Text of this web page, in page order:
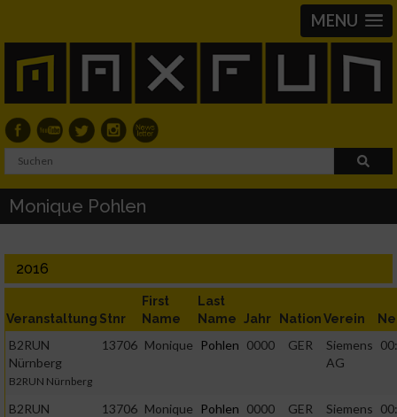
MENU
Monique Pohlen
2016
Veranstaltung Stnr
First
Name
Last
Name Jahr NationVerein
B2RUN
Nürnberg
B2RUN Nürnberg
13706 Monique Pohlen 0000 GER
Siemens
AG
B2RUN
13706 Monique Pohlen 0000 GER
Siemens